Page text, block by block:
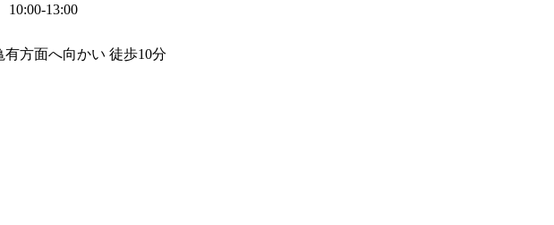
13:00
方面へ向かい 徒歩10分